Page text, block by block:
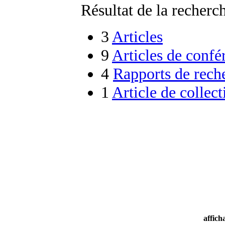
Résultat de la
3 Articles
9 Articles de
4 Rapports de
1 Article de